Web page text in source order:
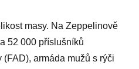
masy. Na Zeppelinově
52 000 příslušníků
armáda mužů s rýči